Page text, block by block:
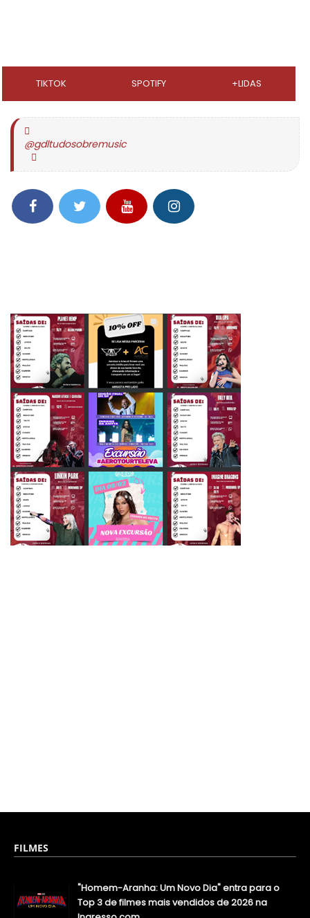
TIKTOK SPOTIFY +LIDAS
@gdltudosobremusic
FILMES
"Homem-Aranha: Um Novo Dia" entra para o
Top 3 de filmes mais vendidos de 2026 na